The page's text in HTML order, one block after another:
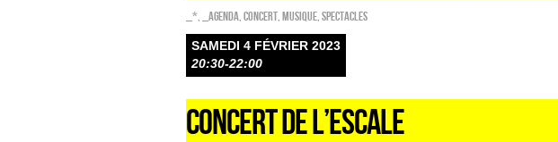
_* _Agenda Concert Musique SPECTACLES
SAMEDI 4 FÉVRIER 2023
20:30-22:00
CONCERT DE L’ESCALE